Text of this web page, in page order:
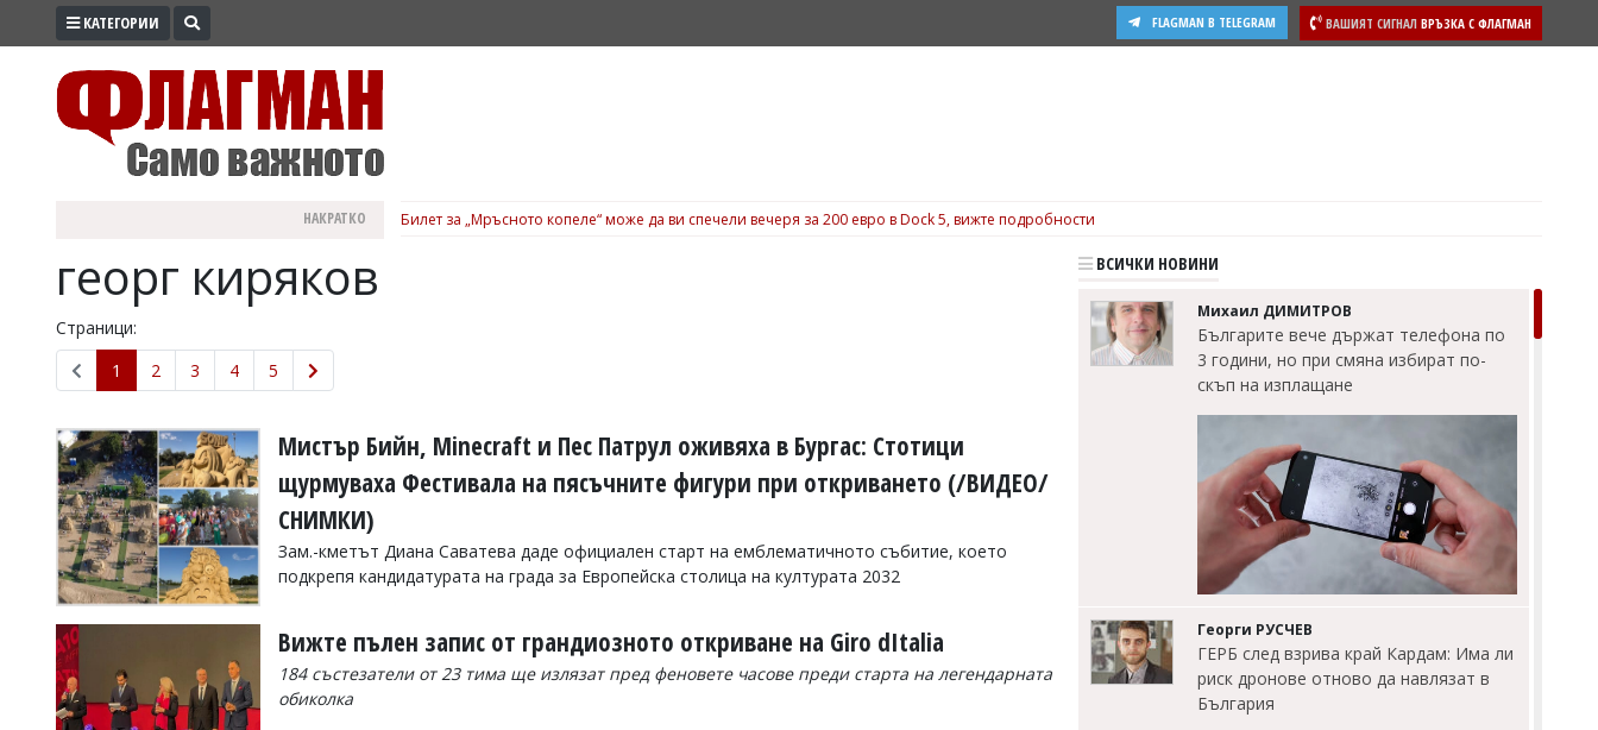
ПРОМО
ЗДРАВЕ
ПОЛИТИКА
ОБЩИНИ
ОБЩЕСТВО
ЛАЙФСТАЙЛ
ВОЙНАТА
УКРАЙНА
СПОРТ
РАЗСЛЕДВАНЕ
БИЗНЕС
КАТЕГОРИИ ВАШИЯТ СИГНАЛ ВРЪЗКА С ФЛАГМАН
FLAGMAN В TELEGRAM
НАКРАТКО Билет за „Мръсното копеле“ може да ви спечели вечеря за 200 евро в Dock 5, вижте подробности
георг киряков
Страници:
1
2 3 4 5
Мистър Бийн, Minecraft и Пес Патрул оживяха в Бургас: Стотици
щурмуваха Фестивала на пясъчните фигури при откриването (/ВИДЕО/
СНИМКИ)
Зам.-кметът Диана Саватева даде официален старт на емблематичното събитие, което
подкрепя кандидатурата на града за Европейска столица на културата 2032
Вижте пълен запис от грандиозното откриване на Giro dItalia
184 състезатели от 23 тима ще излязат пред феновете часове преди старта на легендарната
обиколка
ВСИЧКИ НОВИНИ
Михаил ДИМИТРОВ
Българите вече държат телефона по
3 години, но при смяна избират по-
скъп на изплащане
Георги РУСЧЕВ
ГЕРБ след взрива край Кардам: Има ли
риск дронове отново да навлязат в
България